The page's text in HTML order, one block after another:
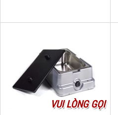
VUI LÒNG GỌI